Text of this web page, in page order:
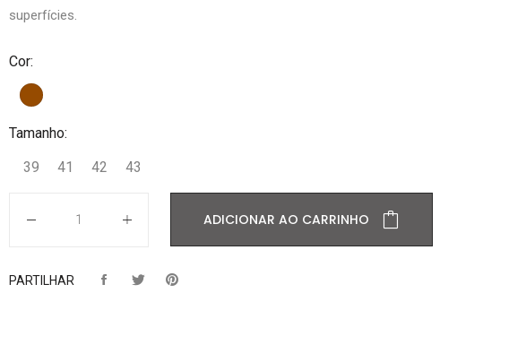
superfícies.
Cor:
Tamanho:
39
41 42 43
ADICIONAR AO CARRINHO
PARTILHAR